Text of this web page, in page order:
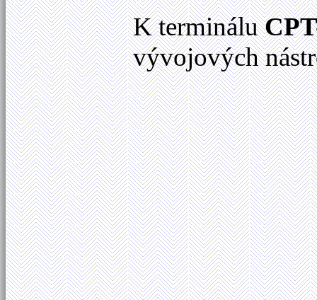
K terminálu
vývojových